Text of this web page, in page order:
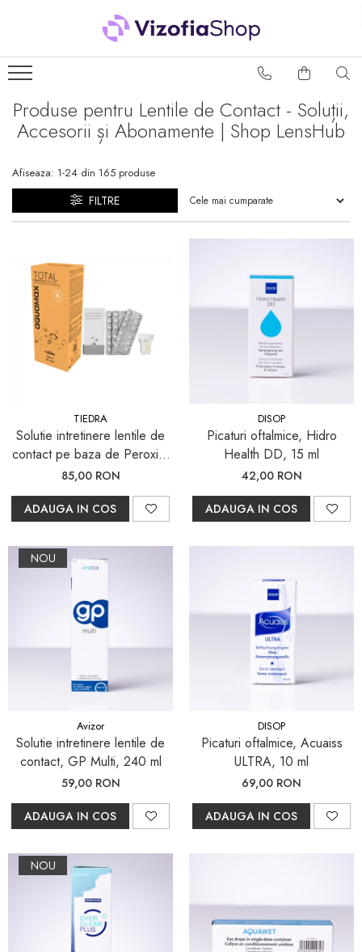
SOLUȚII ÎNTREȚINERE
LENTILE DE CONTACT
Soluții lentile dure
Soluții lentile moi
Sistem Peroxid
CONTACT
Accesorii lentile dure
Accesorii lentile moi
PACHETE AVANTAJOASE
SOLUȚII
dure/ RGP/ Ortho-K
PACHETE LENTILE DE
CONTACT
Lentile sferice
Lentile torice
Lentile multifocale
LENZBOX+
Cu lentile sferice
LenzCare®
Intretinere Ortho-K
OCHELARI DE SOARE
Pleoape și zona perioculară
Tratament Blefarită
Produse pentru Lentile de Contact - Soluții,
Accesorii și Abonamente | Shop LensHub
Afiseaza: 1-24 din 165 produse
FILTRE
TIEDRA
Solutie intretinere lentile de
contact pe baza de Peroxid,
aquamax TOTAL, 360 ml
85,00 RON
ADAUGA IN COS
DISOP
Picaturi oftalmice, Hidro
Health DD, 15 ml
42,00 RON
ADAUGA IN COS
NOU
Avizor
Solutie intretinere lentile de
contact, GP Multi, 240 ml
59,00 RON
ADAUGA IN COS
DISOP
Picaturi oftalmice, Acuaiss
ULTRA, 10 ml
69,00 RON
ADAUGA IN COS
NOU